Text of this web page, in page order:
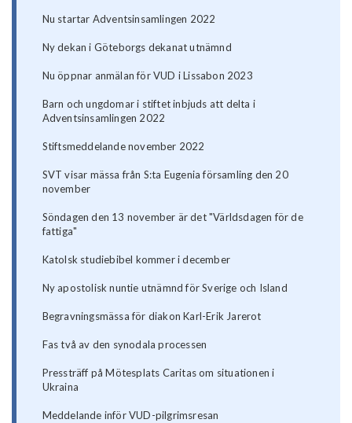
Nu startar Adventsinsamlingen 2022
Ny dekan i Göteborgs dekanat utnämnd
Nu öppnar anmälan för VUD i Lissabon 2023
Barn och ungdomar i stiftet inbjuds att delta i
Adventsinsamlingen 2022
Stiftsmeddelande november 2022
SVT visar mässa från S:ta Eugenia församling den 20
november
Söndagen den 13 november är det "Världsdagen för de
fattiga"
Katolsk studiebibel kommer i december
Ny apostolisk nuntie utnämnd för Sverige och Island
Begravningsmässa för diakon Karl-Erik Jarerot
Fas två av den synodala processen
Pressträff på Mötesplats Caritas om situationen i
Ukraina
Meddelande inför VUD-pilgrimsresan